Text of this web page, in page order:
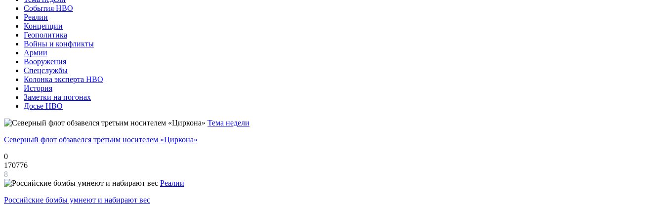
События НВО
Реалии
Концепции
Геополитика
Войны и конфликты
Армии
Вооружения
Спецслужбы
Колонка эксперта НВО
История
Заметки на погонах
Досье НВО
Тема недели
Северный флот обзавелся третьим носителем «Циркона»
0
170776
8
Реалии
Российские бомбы умнеют и набирают вес